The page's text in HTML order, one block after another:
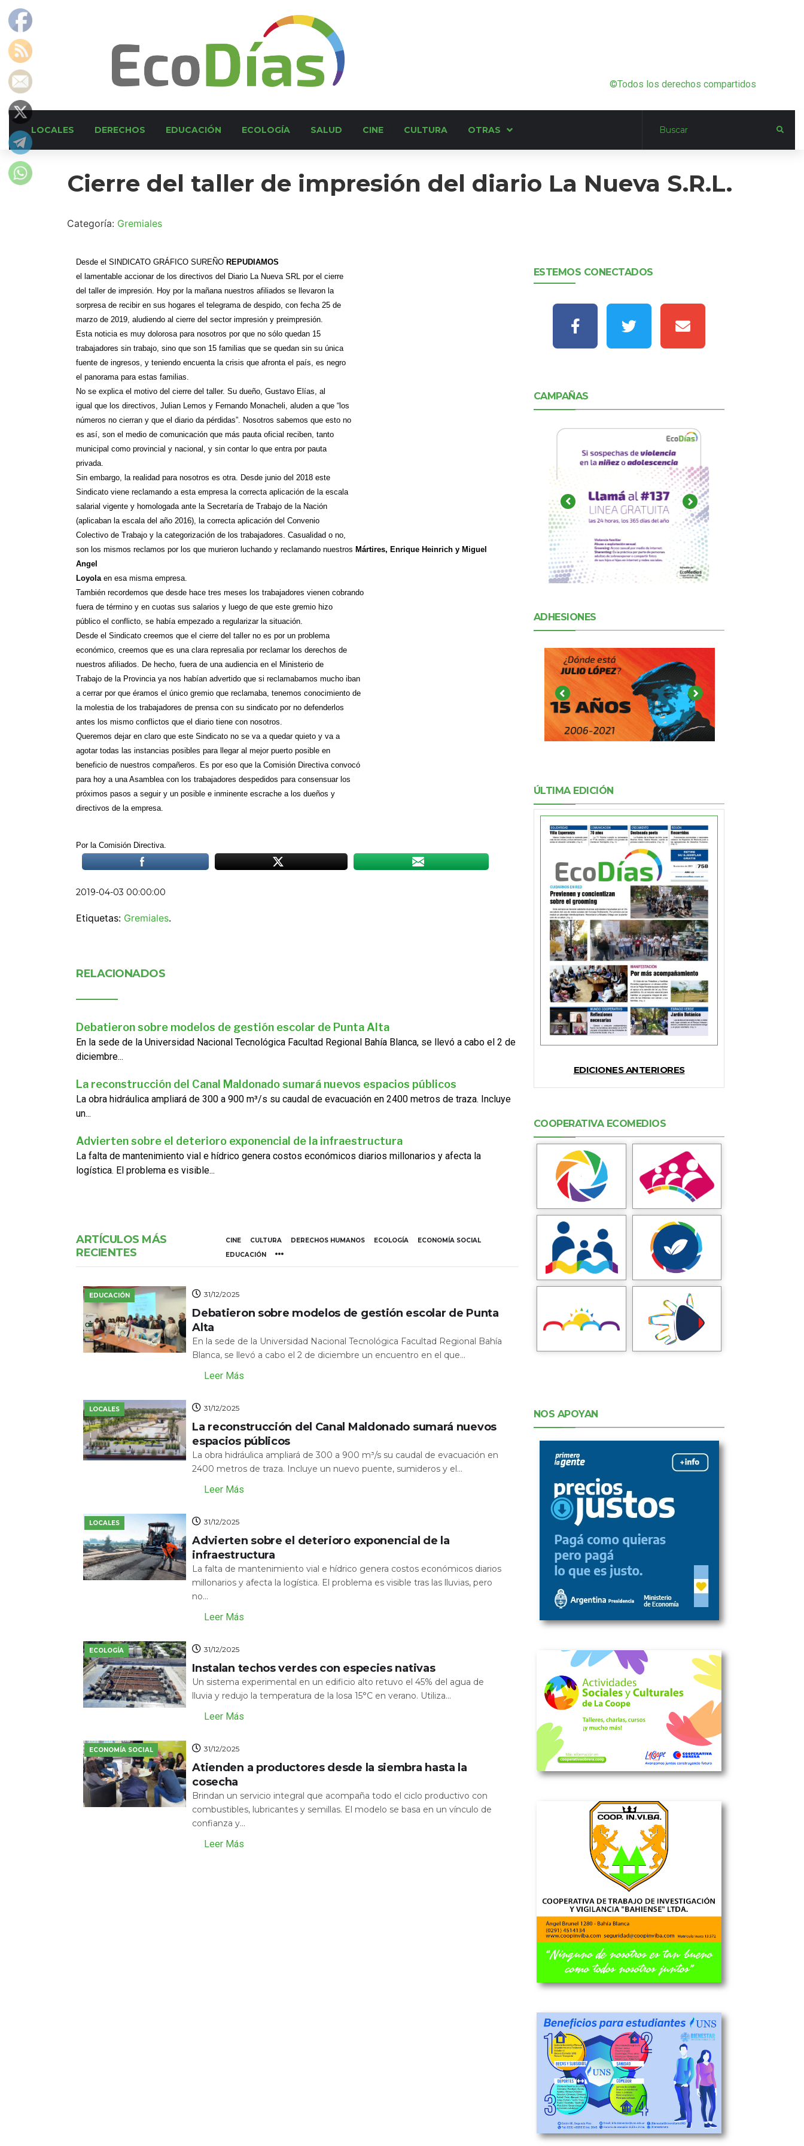
©Todos los derechos compartidos
LOCALES DERECHOS EDUCACIÓN ECOLOGÍA SALUD CINE CULTURA OTRAS
Cierre del taller de impresión del diario La Nueva S.R.L.
Categoría: Gremiales
Desde el SINDICATO GRÁFICO SUREÑO REPUDIAMOS
el lamentable accionar de los directivos del Diario La Nueva SRL por el cierre
del taller de impresión. Hoy por la mañana nuestros afiliados se llevaron la
sorpresa de recibir en sus hogares el telegrama de despido, con fecha 25 de
marzo de 2019, aludiendo al cierre del sector impresión y preimpresión.
Esta noticia es muy dolorosa para nosotros por que no sólo quedan 15
trabajadores sin trabajo, sino que son 15 familias que se quedan sin su única
fuente de ingresos, y teniendo encuenta la crisis que afronta el país, es negro
el panorama para estas familias.
No se explica el motivo del cierre del taller. Su dueño, Gustavo Elías, al
igual que los directivos, Julian Lemos y Fernando Monacheli, aluden a que “los
números no cierran y que el diario da pérdidas”. Nosotros sabemos que esto no
es así, son el medio de comunicación que más pauta oficial reciben, tanto
municipal como provincial y nacional, y sin contar lo que entra por pauta
privada.
Sin embargo, la realidad para nosotros es otra. Desde junio del 2018 este
Sindicato viene reclamando a esta empresa la correcta aplicación de la escala
salarial vigente y homologada ante la Secretaría de Trabajo de la Nación
(aplicaban la escala del año 2016), la correcta aplicación del Convenio
Colectivo de Trabajo y la categorización de los trabajadores. Casualidad o no,
son los mismos reclamos por los que murieron luchando y reclamando nuestros Mártires, Enrique Heinrich y Miguel
Angel
Loyolaen esa misma empresa.
También recordemos que desde hace tres meses los trabajadores vienen cobrando
fuera de término y en cuotas sus salarios y luego de que este gremio hizo
público el conflicto, se había empezado a regularizar la situación.
Desde el Sindicato creemos que el cierre del taller no es por un problema
económico, creemos que es una clara represalia por reclamar los derechos de
nuestros afiliados. De hecho, fuera de una audiencia en el Ministerio de
Trabajo de la Provincia ya nos habían advertido que si reclamabamos mucho iban
a cerrar por que éramos el único gremio que reclamaba, tenemos conocimiento de
la molestia de los trabajadores de prensa con su sindicato por no defenderlos
antes los mismo conflictos que el diario tiene con nosotros.
Queremos dejar en claro que este Sindicato no se va a quedar quieto y va a
agotar todas las instancias posibles para llegar al mejor puerto posible en
beneficio de nuestros compañeros. Es por eso que la Comisión Directiva convocó
para hoy a una Asamblea con los trabajadores despedidos para consensuar los
próximos pasos a seguir y un posible e inminente escrache a los dueños y
directivos de la empresa.
Por la Comisión Directiva.
2019-04-03 00:00:00
Etiquetas: Gremiales.
RELACIONADOS
Debatieron sobre modelos de gestión escolar de Punta Alta
En la sede de la Universidad Nacional Tecnológica Facultad Regional Bahía Blanca, se llevó a cabo el 2 de
diciembre...
La reconstrucción del Canal Maldonado sumará nuevos espacios públicos
La obra hidráulica ampliará de 300 a 900 m³/s su caudal de evacuación en 2400 metros de traza. Incluye
un...
Advierten sobre el deterioro exponencial de la infraestructura
La falta de mantenimiento vial e hídrico genera costos económicos diarios millonarios y afecta la
logística. El problema es visible...
ARTÍCULOS MÁS
RECIENTES
CINE CULTURA DERECHOS HUMANOS ECOLOGÍA
ECONOMÍA SOCIAL
EDUCACIÓN
EDUCACIÓN 31/12/2025
Debatieron sobre modelos de gestión escolar de Punta
Alta
En la sede de la Universidad Nacional Tecnológica Facultad Regional Bahía
Blanca, se llevó a cabo el 2 de diciembre un encuentro en el que...
Leer Más
LOCALES 31/12/2025
La reconstrucción del Canal Maldonado sumará nuevos
espacios públicos
La obra hidráulica ampliará de 300 a 900 m³/s su caudal de evacuación en
2400 metros de traza. Incluye un nuevo puente, sumideros y el...
Leer Más
LOCALES 31/12/2025
Advierten sobre el deterioro exponencial de la
infraestructura
La falta de mantenimiento vial e hídrico genera costos económicos diarios
millonarios y afecta la logística. El problema es visible tras las lluvias, pero
no...
Leer Más
ECOLOGÍA 31/12/2025
Instalan techos verdes con especies nativas
Un sistema experimental en un edificio alto retuvo el 45% del agua de
lluvia y redujo la temperatura de la losa 15°C en verano. Utiliza...
Leer Más
ECONOMÍA SOCIAL 31/12/2025
Atienden a productores desde la siembra hasta la
cosecha
Brindan un servicio integral que acompaña todo el ciclo productivo con
combustibles, lubricantes y semillas. El modelo se basa en un vínculo de
confianza y...
Leer Más
ESTEMOS CONECTADOS
CAMPAÑAS
ADHESIONES
ÚLTIMA EDICIÓN
EDICIONES ANTERIORES
COOPERATIVA ECOMEDIOS
NOS APOYAN